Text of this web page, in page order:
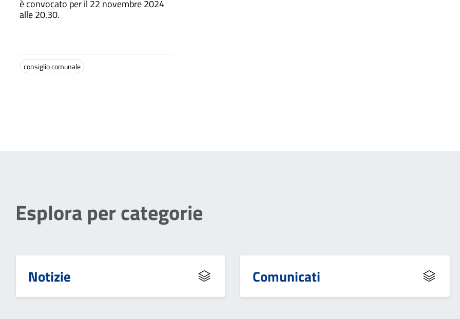
è convocato per il 22 novembre 2024
alle 20.30.
consiglio comunale
Esplora per categorie
Notizie Comunicati